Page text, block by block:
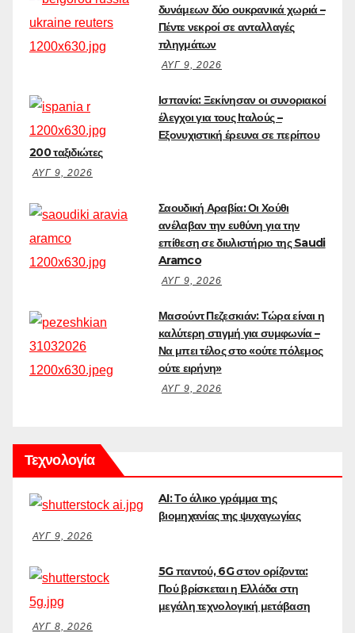
δυνάμεων δύο ουκρανικά χωριά –
Πέντε νεκροί σε ανταλλαγές
πληγμάτων
ΑΥΓ 9, 2026
Ισπανία: Ξεκίνησαν οι συνοριακοί
έλεγχοι για τους Ιταλούς –
Εξονυχιστική έρευνα σε περίπου
200 ταξιδιώτες
ΑΥΓ 9, 2026
Σαουδική Αραβία: Οι Χούθι
ανέλαβαν την ευθύνη για την
επίθεση σε διυλιστήριο της Saudi
Aramco
ΑΥΓ 9, 2026
Μασούντ Πεζεσκιάν: Τώρα είναι η
καλύτερη στιγμή για συμφωνία –
Να μπει τέλος στο «ούτε πόλεμος
ούτε ειρήνη»
ΑΥΓ 9, 2026
Τεχνολογία
AI: Το άλικο γράμμα της
βιομηχανίας της ψυχαγωγίας
ΑΥΓ 9, 2026
5G παντού, 6G στον ορίζοντα:
Πού βρίσκεται η Ελλάδα στη
μεγάλη τεχνολογική μετάβαση
ΑΥΓ 8, 2026